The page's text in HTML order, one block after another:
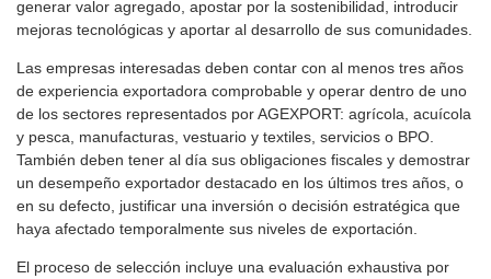
generar valor agregado, apostar por la sostenibilidad, introducir
mejoras tecnológicas y aportar al desarrollo de sus comunidades.
Las empresas interesadas deben contar con al menos tres años
de experiencia exportadora comprobable y operar dentro de uno
de los sectores representados por AGEXPORT: agrícola, acuícola
y pesca, manufacturas, vestuario y textiles, servicios o BPO.
También deben tener al día sus obligaciones fiscales y demostrar
un desempeño exportador destacado en los últimos tres años, o
en su defecto, justificar una inversión o decisión estratégica que
haya afectado temporalmente sus niveles de exportación.
El proceso de selección incluye una evaluación exhaustiva por